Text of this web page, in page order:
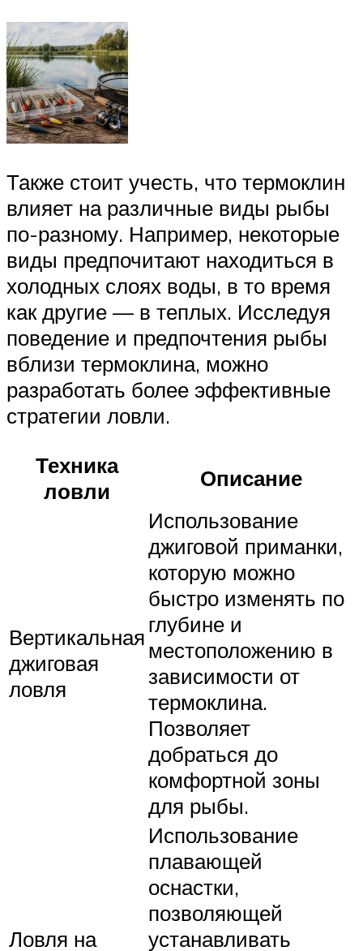
Также стоит учесть, что термоклин
влияет на различные виды рыбы
по-разному. Например, некоторые
виды предпочитают находиться в
холодных слоях воды, в то время
как другие — в теплых. Исследуя
поведение и предпочтения рыбы
вблизи термоклина, можно
разработать более эффективные
стратегии ловли.
Техника
ловли
Описание
Вертикальная
джиговая
ловля
Использование
джиговой приманки,
которую можно
быстро изменять по
глубине и
местоположению в
зависимости от
термоклина.
Позволяет
добраться до
комфортной зоны
для рыбы.
Ловля на
Использование
плавающей
оснастки,
позволяющей
устанавливать